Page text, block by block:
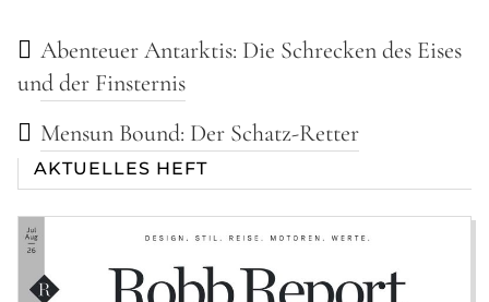
AKTUELLES HEFT
Abenteuer Antarktis: Die Schrecken des Eises
und der Finsternis
Mensun Bound: Der Schatz-Retter